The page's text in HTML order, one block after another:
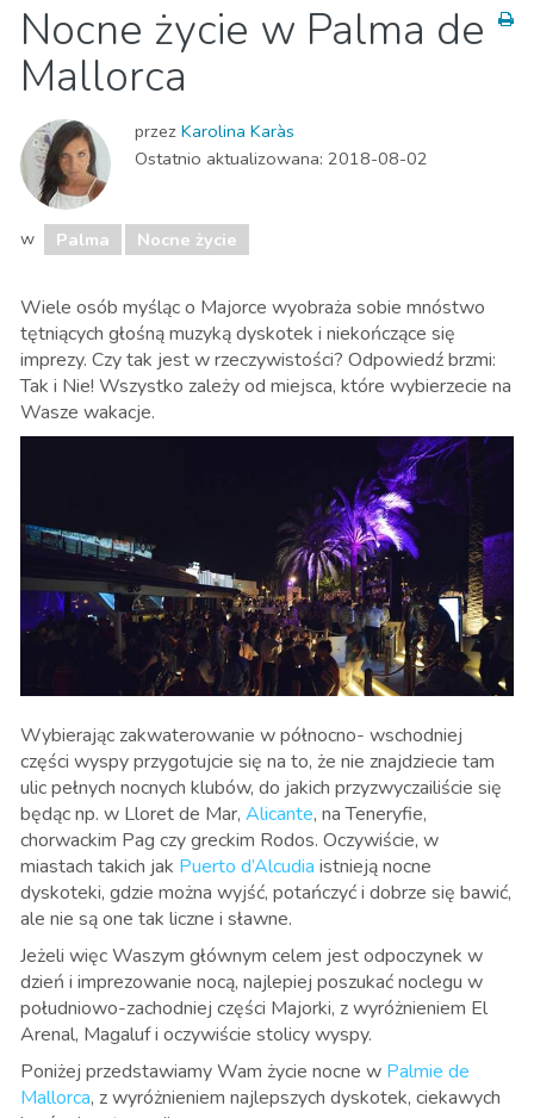
Dzieci i rodzina
Jedzenie & Restauracje
Muzeum & Sztuka
Nocne życie w Palma de
Mallorca
przez Karolina Karàs
Ostatnio aktualizowana: 2018-08-02
w Palma Nocne życie
Wiele osób myśląc o Majorce wyobraża sobie mnóstwo
tętniących głośną muzyką dyskotek i niekończące się
imprezy. Czy tak jest w rzeczywistości? Odpowiedź brzmi:
Tak i Nie! Wszystko zależy od miejsca, które wybierzecie na
Wasze wakacje.
Wybierając zakwaterowanie w północno- wschodniej
części wyspy przygotujcie się na to, że nie znajdziecie tam
ulic pełnych nocnych klubów, do jakich przyzwyczailiście się
będąc np. w Lloret de Mar, Alicante, na Teneryfie,
chorwackim Pag czy greckim Rodos. Oczywiście, w
miastach takich jak Puerto d’Alcudia istnieją nocne
dyskoteki, gdzie można wyjść, potańczyć i dobrze się bawić,
ale nie są one tak liczne i sławne.
Jeżeli więc Waszym głównym celem jest odpoczynek w
dzień i imprezowanie nocą, najlepiej poszukać noclegu w
południowo-zachodniej części Majorki, z wyróżnieniem El
Arenal, Magaluf i oczywiście stolicy wyspy.
Poniżej przedstawiamy Wam życie nocne w Palmie de
Mallorca, z wyróżnieniem najlepszych dyskotek, ciekawych